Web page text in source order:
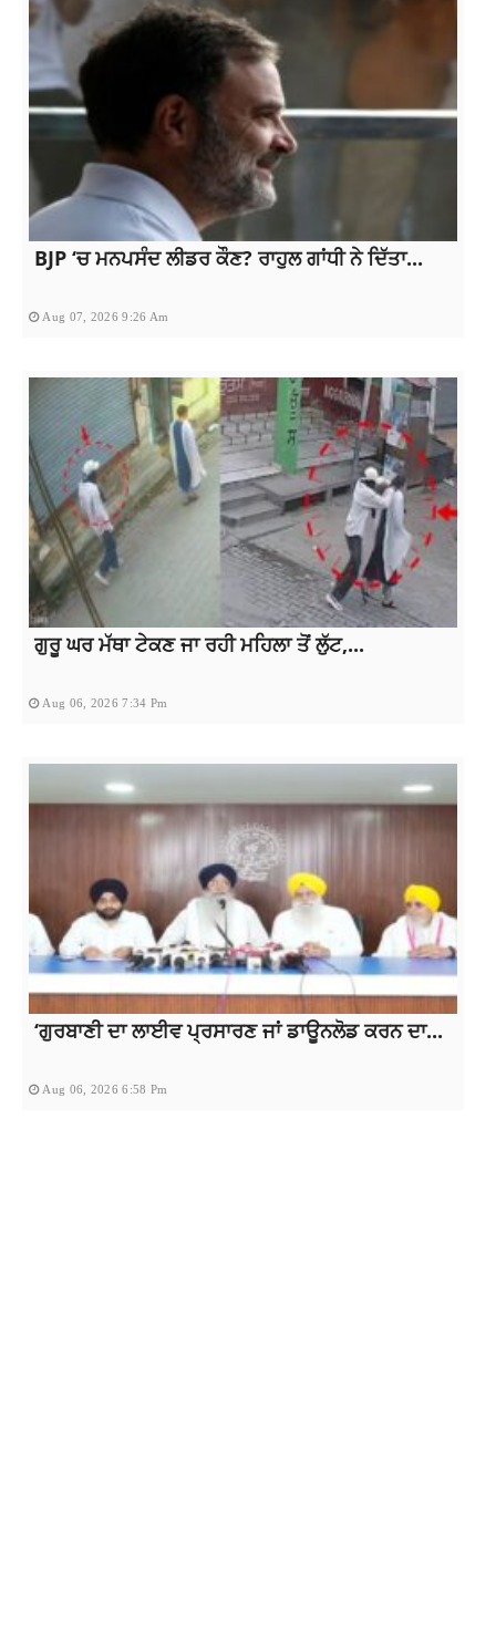
BJP ‘ਚ ਮਨਪਸੰਦ ਲੀਡਰ ਕੌਣ? ਰਾਹੁਲ ਗਾਂਧੀ ਨੇ ਦਿੱਤਾ...
Aug 07, 2026 9:26 Am
ਗੁਰੂ ਘਰ ਮੱਥਾ ਟੇਕਣ ਜਾ ਰਹੀ ਮਹਿਲਾ ਤੋਂ ਲੁੱਟ,...
Aug 06, 2026 7:34 Pm
‘ਗੁਰਬਾਣੀ ਦਾ ਲਾਈਵ ਪ੍ਰਸਾਰਣ ਜਾਂ ਡਾਊਨਲੋਡ ਕਰਨ ਦਾ...
Aug 06, 2026 6:58 Pm